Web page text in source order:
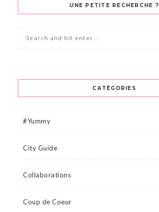
UNE PETITE RECHERCHE ?
CATÉGORIES
#Yummy
City Guide
Collaborations
Coup de Coeur